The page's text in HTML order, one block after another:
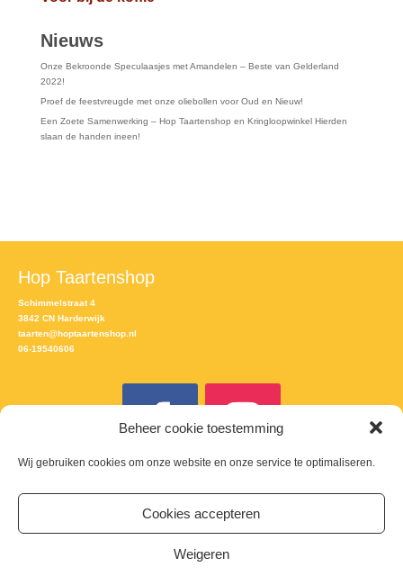
Beheer cookie toestemming
Wij gebruiken cookies om onze website en onze service te optimaliseren.
Cookies accepteren
Weigeren
Nieuws
Onze Bekroonde Speculaasjes met Amandelen – Beste van Gelderland
2022!
Proef de feestvreugde met onze oliebollen voor Oud en Nieuw!
Een Zoete Samenwerking – Hop Taartenshop en Kringloopwinkel Hierden
slaan de handen ineen!
Hop Taartenshop
Schimmelstraat 4
3842 CN Harderwijk
taarten@hoptaartenshop.nl
06-19540606
Meld je aan voor de nieuwsbrief
Email